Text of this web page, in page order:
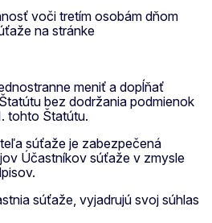
voči tretím osobám dňom
na stránke
meniť a dopĺňať
bez dodržania podmienok
tohto Štatútu.
súťaže je zabezpečená
Účastníkov súťaže v zmysle
súťaže, vyjadrujú svoj súhlas